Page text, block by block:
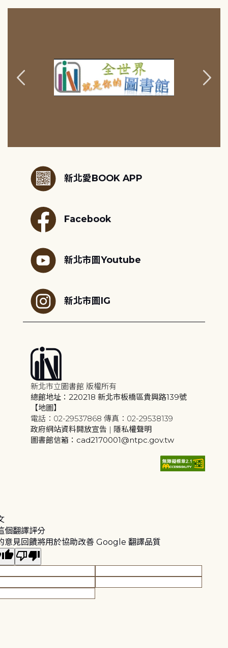
新北愛BOOK APP
Facebook
新北市圖Youtube
新北市圖IG
新北市立圖書館 版權所有
總館地址：220218 新北市板橋區貴興路139號
【地圖】
電話：02-29537868 傳真：02-29538139
政府網站資料開放宣告 | 隱私權聲明
圖書館信箱：cad2170001@ntpc.gov.tw
個翻譯評分
意見回饋將用於協助改善 Google 翻譯品質